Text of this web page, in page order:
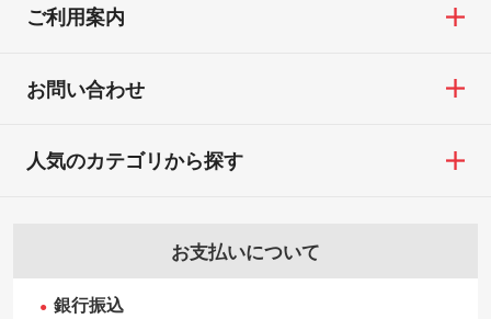
ご利用案内
お問い合わせ
お支払いについて
銀行振込
人気のカテゴリから探す